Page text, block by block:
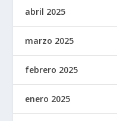
abril 2025
marzo 2025
febrero 2025
enero 2025